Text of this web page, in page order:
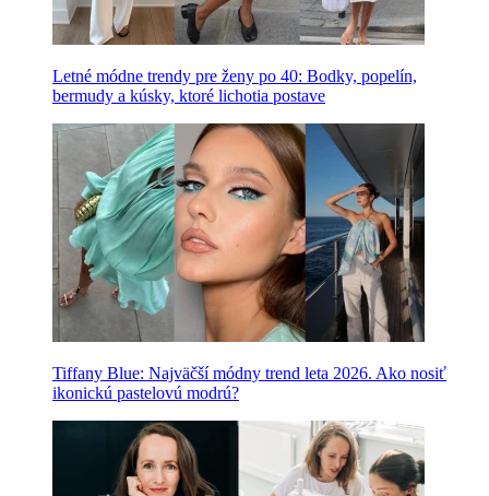
Letné módne trendy pre ženy po 40: Bodky, popelín,
bermudy a kúsky, ktoré lichotia postave
Tiffany Blue: Najväčší módny trend leta 2026. Ako nosiť
ikonickú pastelovú modrú?